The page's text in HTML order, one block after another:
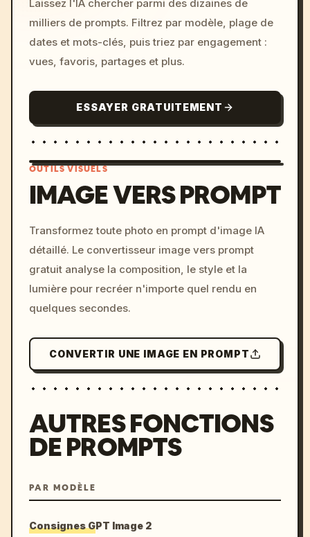
Laissez l'IA chercher parmi des dizaines de
milliers de prompts. Filtrez par modèle, plage de
dates et mots-clés, puis triez par engagement :
vues, favoris, partages et plus.
ESSAYER GRATUITEMENT
c, cyberpunk sunset, neon
colors, 8k --v 6.0
OUTILS VISUELS
IMAGE VERS PROMPT
Transformez toute photo en prompt d'image IA
détaillé. Le convertisseur image vers prompt
gratuit analyse la composition, le style et la
lumière pour recréer n'importe quel rendu en
quelques secondes.
CONVERTIR UNE IMAGE EN PROMPT
AUTRES FONCTIONS
DE PROMPTS
PAR MODÈLE
Consignes GPT Image 2